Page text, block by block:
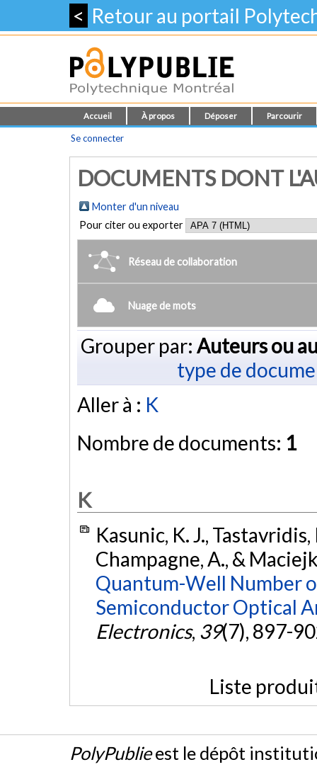
< Retour au portail
Accueil À propos Déposer Parcourir
Se connecter
DOCUMENTS DONT
Monter d'un niveau
Pour citer ou exporter
Réseau de collaboration
Nuage de mots
Grouper par: Auteurs ou
type de
Aller à : K
Nombre de documents: 1
K
Kasunic, K. J.,
Champagne, A., &
Quantum-Well Number
Semiconductor Optical
Electronics, 39(7), 897-
Liste
PolyPublieest le dépôt